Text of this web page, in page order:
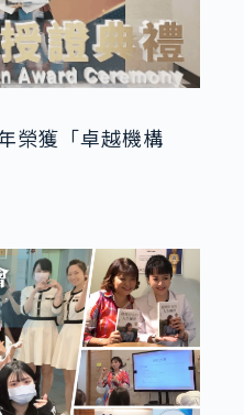
榮獲「卓越機構